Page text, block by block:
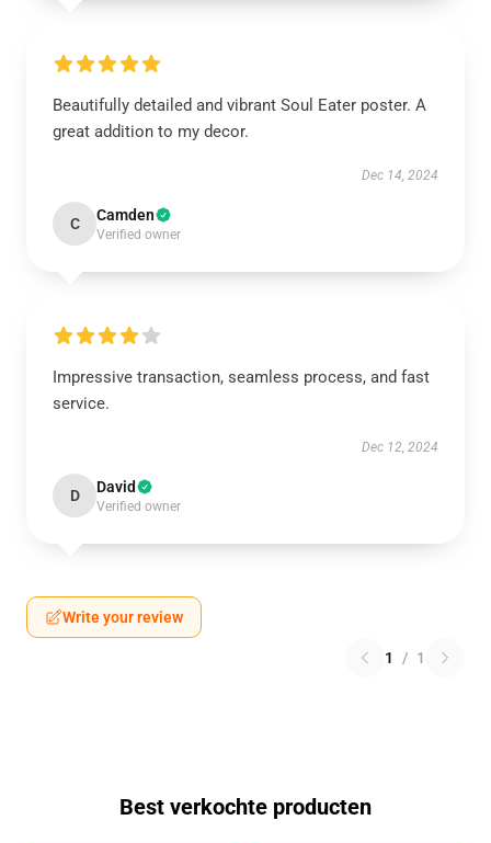
Beautifully detailed and vibrant Soul Eater poster. A
great addition to my decor.
Dec 14, 2024
C Camden
Verified owner
Impressive transaction, seamless process, and fast
service.
Dec 12, 2024
D David
Verified owner
Write your review
1 / 1
Best verkochte producten